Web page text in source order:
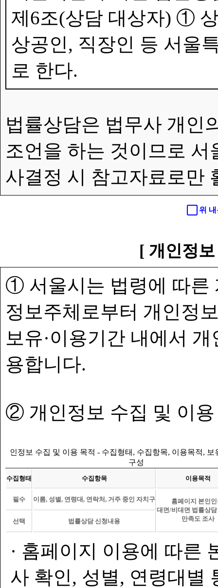
제6조(상담 대상자) ①
상공인, 직장인 등 서울
로 한다.
법률상담은 법무사 개인
조언을 하는 것이므로
사결정 시 참고자료로만
위
[ 개인정
① 서울시는 법령에 따른
정보주체로부터 개인정
보유·이용기간 내에서
용합니다.
② 개인정보 수집 및 이용
인정보 수집 및 이용 목적 - 수집형태, 수집항목, 이용목적, 보
구성
수집형태 수집항목 이용목적
필수 이름, 성별, 연령대, 연락처, 거주 중인 자치구
홈페이지 본인인
대면/비대면 법률상
만족도 조사
선택 법률상담 신청내용
· 홈페이지 이용에 따른
사 확인, 성별, 연령대별